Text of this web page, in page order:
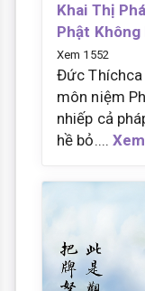
Khai Thị
Phật Không
Xem 1552
Đức Thíchca
môn niệm
nhiếp cả
hề bỏ....